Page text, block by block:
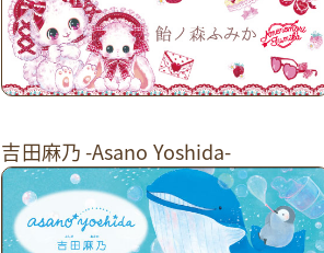
吉田麻乃 -Asano Yoshida-